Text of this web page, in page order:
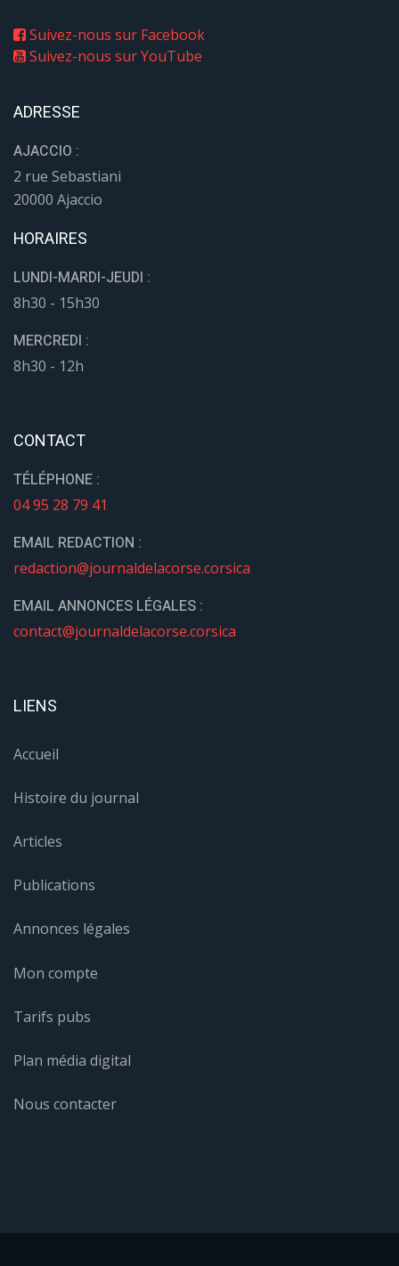
Suivez-nous sur Facebook
Suivez-nous sur YouTube
ADRESSE
AJACCIO :
2 rue Sebastiani
20000 Ajaccio
HORAIRES
LUNDI-MARDI-JEUDI :
8h30 - 15h30
MERCREDI :
8h30 - 12h
CONTACT
TÉLÉPHONE :
04 95 28 79 41
EMAIL REDACTION :
redaction@journaldelacorse.corsica
EMAIL ANNONCES LÉGALES :
contact@journaldelacorse.corsica
LIENS
Accueil
Histoire du journal
Articles
Publications
Annonces légales
Mon compte
Tarifs pubs
Plan média digital
Nous contacter